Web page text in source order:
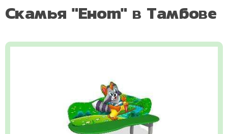
Скамья "Енот" в Тамбове